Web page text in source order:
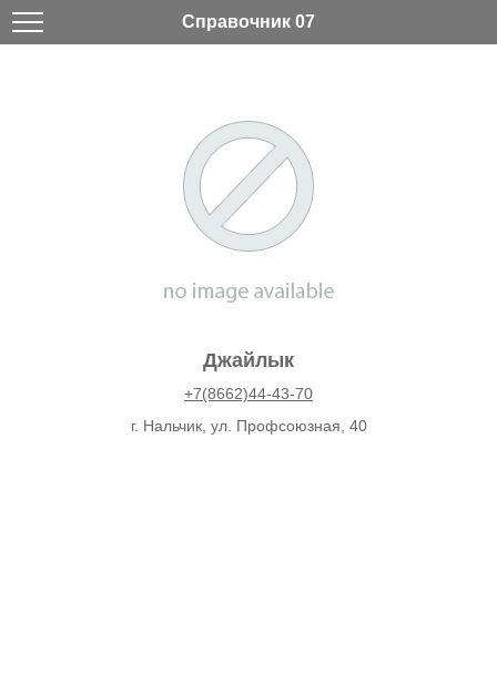
Справочник 07
Джайлык
+7(8662)44-43-70
г. Нальчик, ул. Профсоюзная, 40